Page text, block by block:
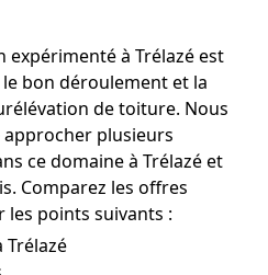
à Trélazé est
bon déroulement et la
de toiture. Nous
plusieurs
ce domaine à Trélazé et
Comparez les offres
les points suivants :